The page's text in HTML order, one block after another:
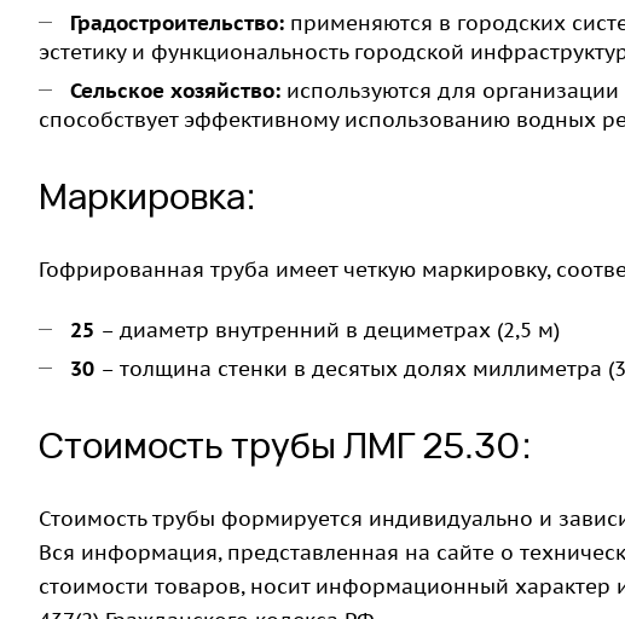
Градостроительство: применяются в городских
эстетику и функциональность городской
Сельское хозяйство: используются для
способствует эффективному использованию водных
Маркировка:
Гофрированная труба имеет четкую маркировку,
25 – диаметр внутренний в дециметрах (2,5 м)
30 – толщина стенки в десятых долях миллиметра
Стоимость трубы ЛМГ 25.30:
Стоимость трубы формируется индивидуально и
Вся информация, представленная на сайте о
стоимости товаров, носит информационный характер